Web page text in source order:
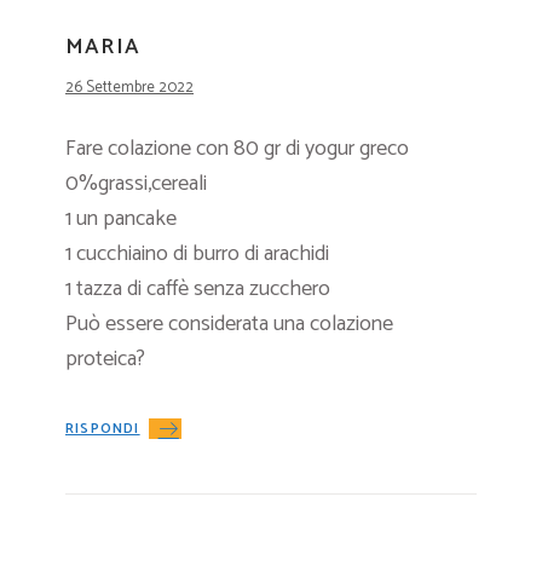
MARIA
26 Settembre 2022
Fare colazione con 80 gr di yogur greco
0%grassi,cereali
1 un pancake
1 cucchiaino di burro di arachidi
1 tazza di caffè senza zucchero
Può essere considerata una colazione
proteica?
RISPONDI